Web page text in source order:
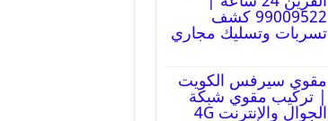
99009522 كشف
تسربات وتسليك مجاري
مقوي سيرفس الكويت
| تركيب مقوي شبكة
الجوال والإنترنت 4G